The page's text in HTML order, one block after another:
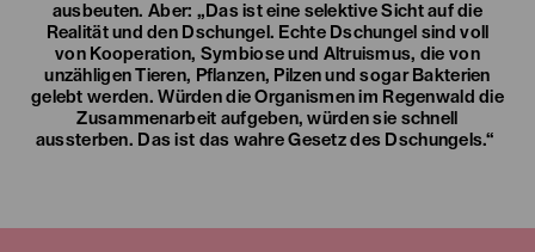
ausbeuten. Aber: „Das ist eine selektive Sicht auf die
Realität und den Dschungel. Echte Dschungel sind voll
von Kooperation, Symbiose und Altruismus, die von
unzähligen Tieren, Pflanzen, Pilzen und sogar Bakterien
gelebt werden. Würden die Organismen im Regenwald die
Zusammenarbeit aufgeben, würden sie schnell
aussterben. Das ist das wahre Gesetz des Dschungels.“